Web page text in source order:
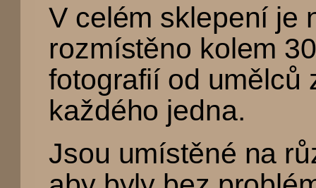
V celém sklepení je
rozmístěno kolem
fotografií od umělců
každého jedna.
Jsou umístěné na